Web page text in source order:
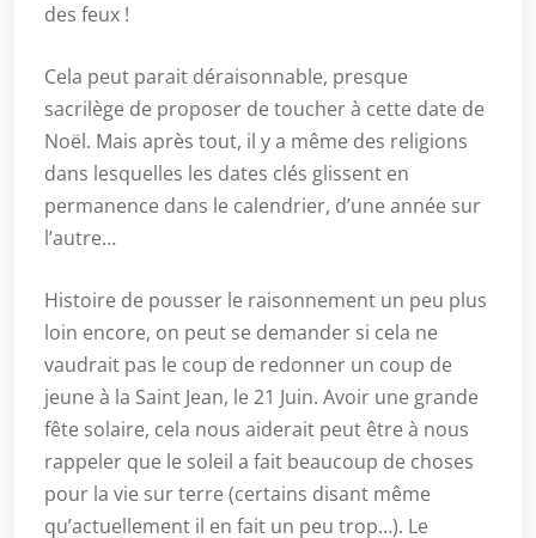
des feux !
Cela peut parait déraisonnable, presque
sacrilège de proposer de toucher à cette date de
Noël. Mais après tout, il y a même des religions
dans lesquelles les dates clés glissent en
permanence dans le calendrier, d’une année sur
l’autre…
Histoire de pousser le raisonnement un peu plus
loin encore, on peut se demander si cela ne
vaudrait pas le coup de redonner un coup de
jeune à la Saint Jean, le 21 Juin. Avoir une grande
fête solaire, cela nous aiderait peut être à nous
rappeler que le soleil a fait beaucoup de choses
pour la vie sur terre (certains disant même
qu’actuellement il en fait un peu trop…). Le